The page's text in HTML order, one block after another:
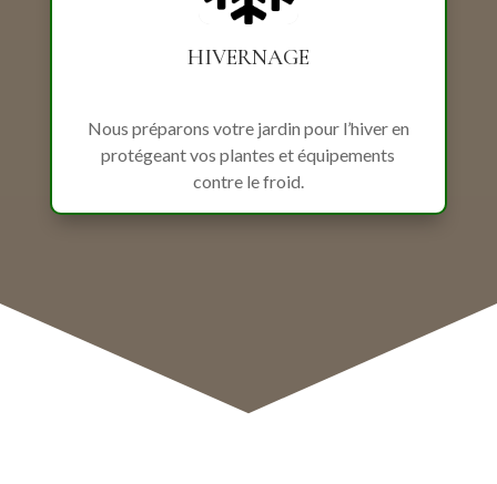
HIVERNAGE
Nous préparons votre jardin pour l’hiver en
protégeant vos plantes et équipements
contre le froid.